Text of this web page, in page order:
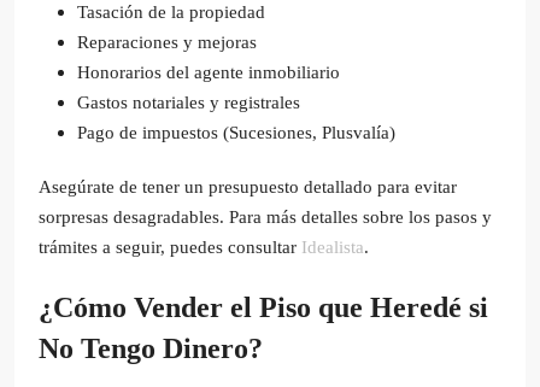
Tasación de la propiedad
Reparaciones y mejoras
Honorarios del agente inmobiliario
Gastos notariales y registrales
Pago de impuestos (Sucesiones, Plusvalía)
Asegúrate de tener un presupuesto detallado para evitar
sorpresas desagradables. Para más detalles sobre los pasos y
trámites a seguir, puedes consultar Idealista.
¿Cómo Vender el Piso que Heredé si
No Tengo Dinero?